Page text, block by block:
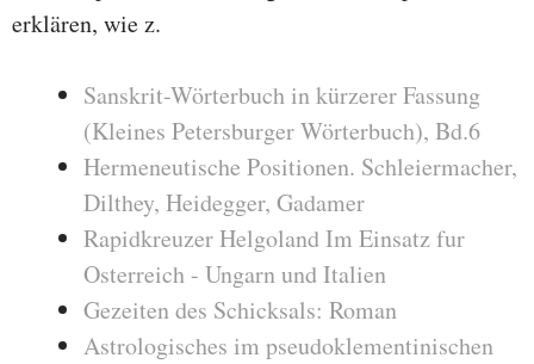
erklären, wie z.
Sanskrit-Wörterbuch in kürzerer Fassung
(Kleines Petersburger Wörterbuch), Bd.6
Hermeneutische Positionen. Schleiermacher,
Dilthey, Heidegger, Gadamer
Rapidkreuzer Helgoland Im Einsatz fur
Osterreich - Ungarn und Italien
Gezeiten des Schicksals: Roman
Astrologisches im pseudoklementinischen